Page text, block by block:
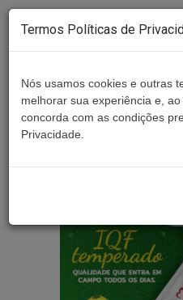
Termos Políticas de
Nós usamos cookies e outras
melhorar sua experiência e,
concorda com as condições
Privacidade.